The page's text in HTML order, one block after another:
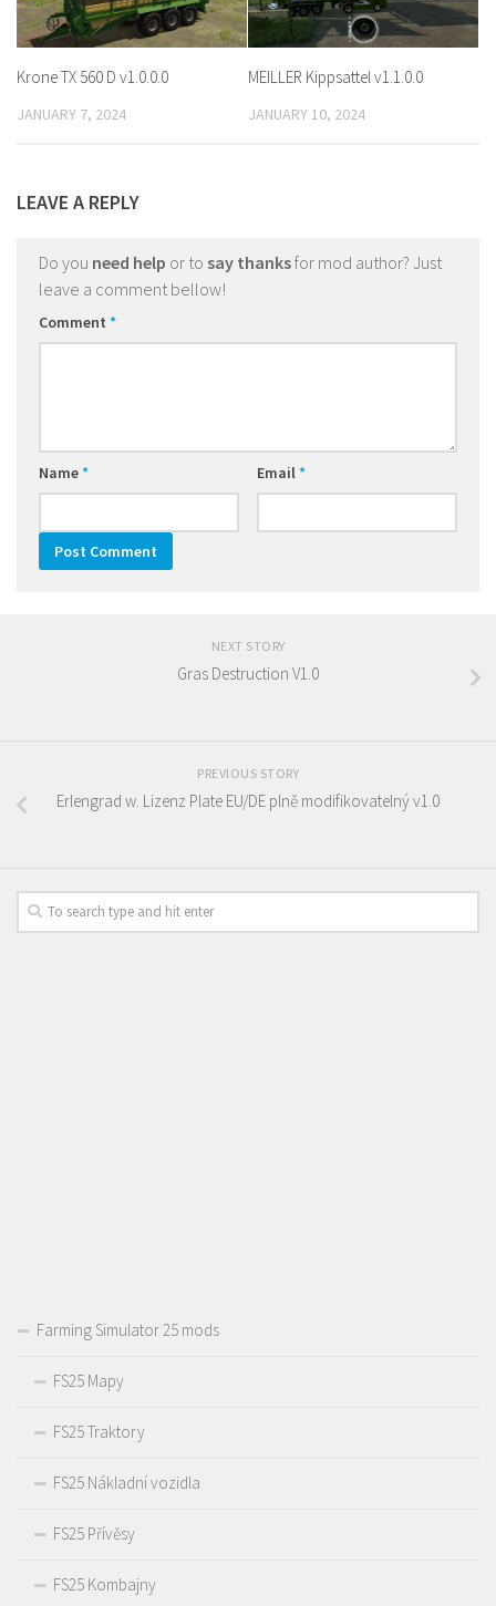
Krone TX 560 D v1.0.0.0
JANUARY 7, 2024
MEILLER Kippsattel v1.1.0.0
JANUARY 10, 2024
LEAVE A REPLY
Do you need help or to say thanksfor mod author? Just
leave a comment bellow!
Comment *
Name* Email*
NEXT STORY
Gras Destruction V1.0
PREVIOUS STORY
Erlengrad w. Lizenz Plate EU/DE plně modifikovatelný v1.0
Farming Simulator 25 mods
FS25 Mapy
FS25 Traktory
FS25 Nákladní vozidla
FS25 Přívěsy
FS25 Kombajny